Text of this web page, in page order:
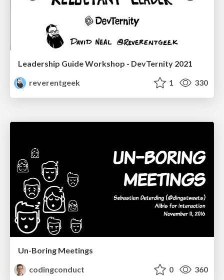
Leadership Guide Workshop - DevTernity 2021
reverentgeek
1 330
Un-Boring Meetings
codingconduct
0 360